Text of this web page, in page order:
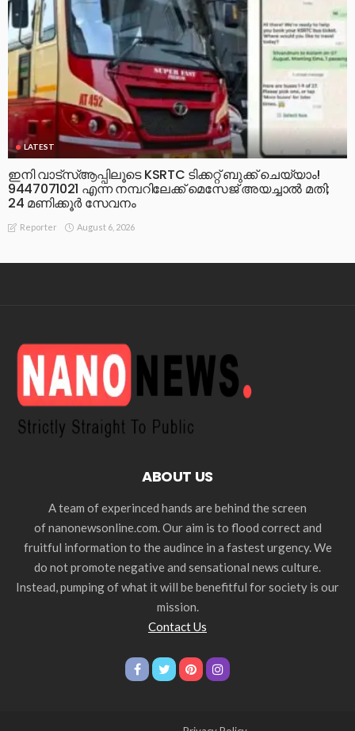
LATEST
ഇനി വാട്‌സ്ആപ്പിലൂടെ KSRTC ടിക്കറ്റ് ബുക്ക് ചെയ്യാം!
9447071021 എന്ന നമ്പറിലേക്ക് മെസേജ് അയച്ചാൽ മതി;
24 മണിക്കൂർ സേവനം
Reporter August 6, 2026
ABOUT US
A team of experinced hands are behind the screen
of nanonewsonline.com. Our aim is to flood correct and
fruitful information to the audince in a fastest urgency. We
do not promote negative and sensational news culture.
Instead, pumping of what it will be benefitful for society is our
mission.
Contact Us